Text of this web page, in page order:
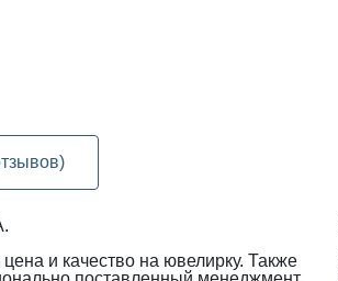
и качество на ювелирку. Также